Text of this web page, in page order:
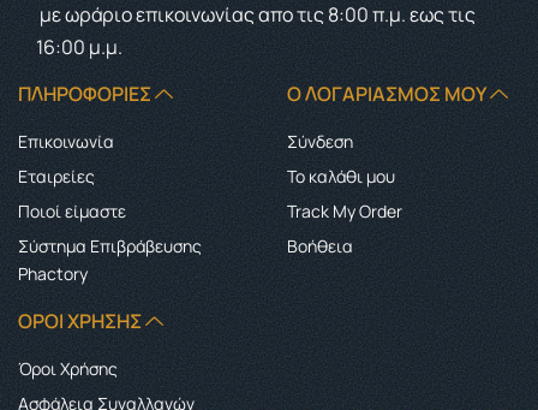
με ωράριο επικοινωνίαςαπο τις 8:00 π.μ. εως τις
16:00 μ.μ.
ΠΛΗΡΟΦΟΡΊΕΣ
Επικοινωνία
Εταιρείες
Ποιοί είμαστε
Σύστημα Επιβράβευσης
Phactory
Ο ΛΟΓΑΡΙΑΣΜΌΣ ΜΟΥ
Σύνδεση
Το καλάθι μου
Track My Order
Boήθεια
ΌΡΟΙ ΧΡΉΣΗΣ
Όροι Χρήσης
Ασφάλεια Συναλλαγών